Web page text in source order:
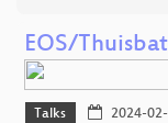
EOS/
Talks 2024-